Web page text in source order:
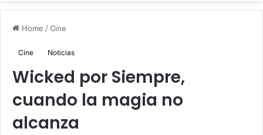
Home /Cine
Cine Noticias
Wicked por Siempre,
cuando la magia no
alcanza